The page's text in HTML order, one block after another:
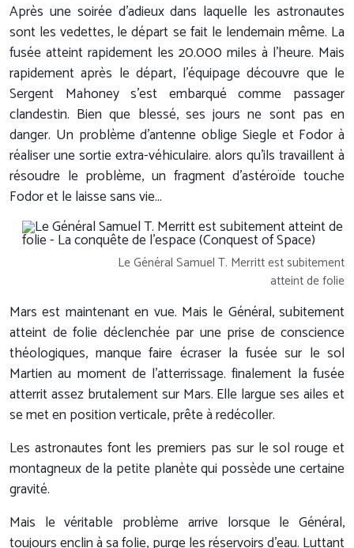
Après une soirée d'adieux dans laquelle les astronautes
sont les vedettes, le départ se fait le lendemain même. La
fusée atteint rapidement les 20.000 miles à l'heure. Mais
rapidement après le départ, l'équipage découvre que le
Sergent Mahoney s'est embarqué comme passager
clandestin. Bien que blessé, ses jours ne sont pas en
danger. Un problème d'antenne oblige Siegle et Fodor à
réaliser une sortie extra-véhiculaire. alors qu'ils travaillent à
résoudre le problème, un fragment d'astéroïde touche
Fodor et le laisse sans vie...
Le Général Samuel T. Merritt est subitement
atteint de folie
Mars est maintenant en vue. Mais le Général, subitement
atteint de folie déclenchée par une prise de conscience
théologiques, manque faire écraser la fusée sur le sol
Martien au moment de l'atterrissage. finalement la fusée
atterrit assez brutalement sur Mars. Elle largue ses ailes et
se met en position verticale, prête à redécoller.
Les astronautes font les premiers pas sur le sol rouge et
montagneux de la petite planète qui possède une certaine
gravité.
Mais le véritable problème arrive lorsque le Général,